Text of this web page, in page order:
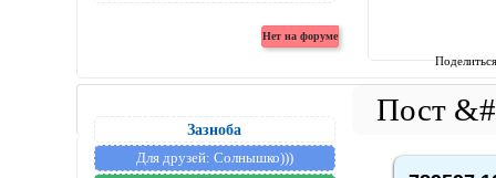
Зазноба
Для друзей: Солнышко)))